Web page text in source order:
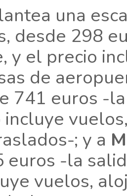
una
desde 298
y el precio
de
741 euros -
; y a
euros -la
vuelos,